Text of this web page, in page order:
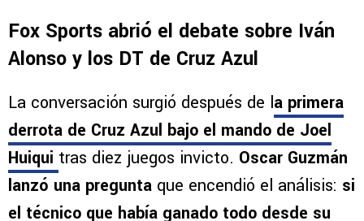
Fox Sports abrió el debate sobre Iván
Alonso y los DT de Cruz Azul
La conversación surgió después de la primera
derrota de Cruz Azul bajo el mando de Joel
Huiqui tras diez juegos invicto. Oscar Guzmán
lanzó una pregunta que encendió el análisis: si
el técnico que había ganado todo desde su